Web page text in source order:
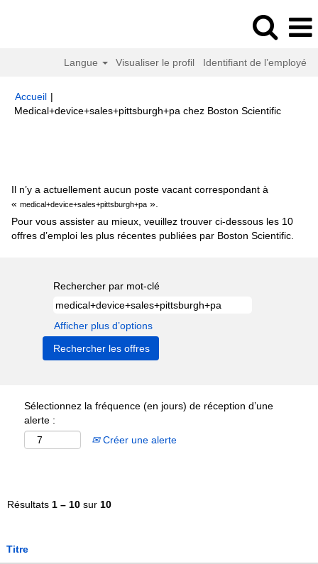
Langue Visualiser le profil Identifiant de l’employé
Accueil |
Medical+device+sales+pittsburgh+pa chez Boston Scientific(page
Il n’y a actuellement aucun poste vacant correspondant à
« medical+device+sales+pittsburgh+pa ».
Pour vous assister au mieux, veuillez trouver ci-dessous les 10
offres d’emploi les plus récentes publiées par Boston Scientific.
Rechercher par mot-clé
Afficher plus d’options
Sélectionnez la fréquence (en jours) de réception d’une
alerte :
Créer une alerte
Résultats 1 – 10 sur 10
Titre